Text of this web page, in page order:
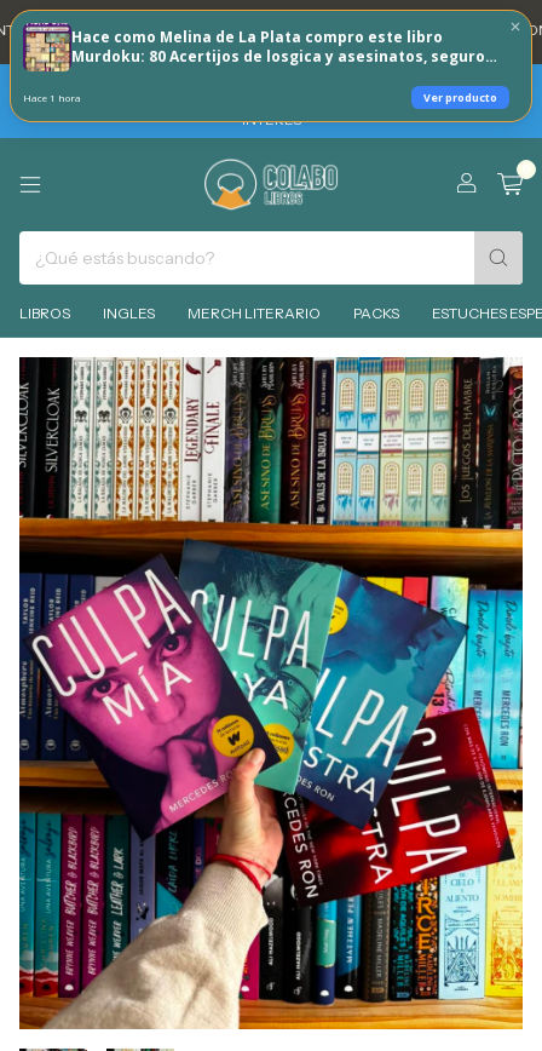
Hace como Melina de La Plata compro este libro
Murdoku: 80 Acertijos de losgica y asesinatos, seguro
Hace 1 hora Ver producto
20% REINTEGRO TODOS LOS DÍAS 🐶 💳 3 CUOTAS SIN INTERES CON
TARJETAS BBVA -HOY SABADO 8 DE AGOSTO 30% REINTEGRO + 3
CUOTAS SIN INTERES - MIERCOLES 12 DE AGOSTO 6 CUOTAS SIN
INTERES
LIBROS INGLES MERCH LITERARIO PACKS ESTUCHES
1 /2